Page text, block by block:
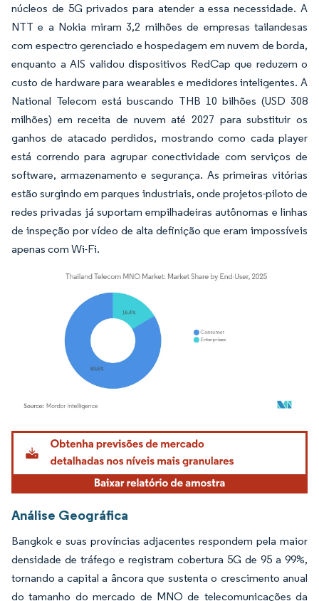
núcleos de 5G privados para atender a essa necessidade. A
NTT e a Nokia miram 3,2 milhões de empresas tailandesas
com espectro gerenciado e hospedagem em nuvem de borda,
enquanto a AIS validou dispositivos RedCap que reduzem o
custo de hardware para wearables e medidores inteligentes. A
National Telecom está buscando THB 10 bilhões (USD 308
milhões) em receita de nuvem até 2027 para substituir os
ganhos de atacado perdidos, mostrando como cada player
está correndo para agrupar conectividade com serviços de
software, armazenamento e segurança. As primeiras vitórias
estão surgindo em parques industriais, onde projetos-piloto de
redes privadas já suportam empilhadeiras autônomas e linhas
de inspeção por vídeo de alta definição que eram impossíveis
apenas com Wi-Fi.
Imagem © Mordor Intelligence. O reuso requer atribuição conforme CC BY 4.0.
Análise Geográfica
Bangkok e suas províncias adjacentes respondem pela maior
densidade de tráfego e registram cobertura 5G de 95 a 99%,
tornando a capital a âncora que sustenta o crescimento anual
do tamanho do mercado de MNO de telecomunicações da